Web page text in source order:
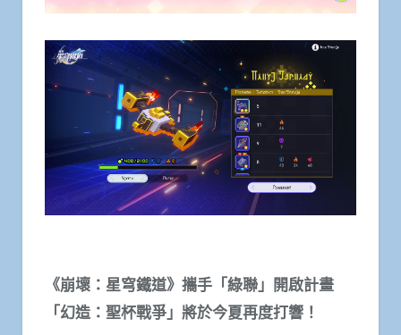
《崩壞：星穹鐵道》攜手「綠聯」開啟計畫
「幻造：聖杯戰爭」將於今夏再度打響！